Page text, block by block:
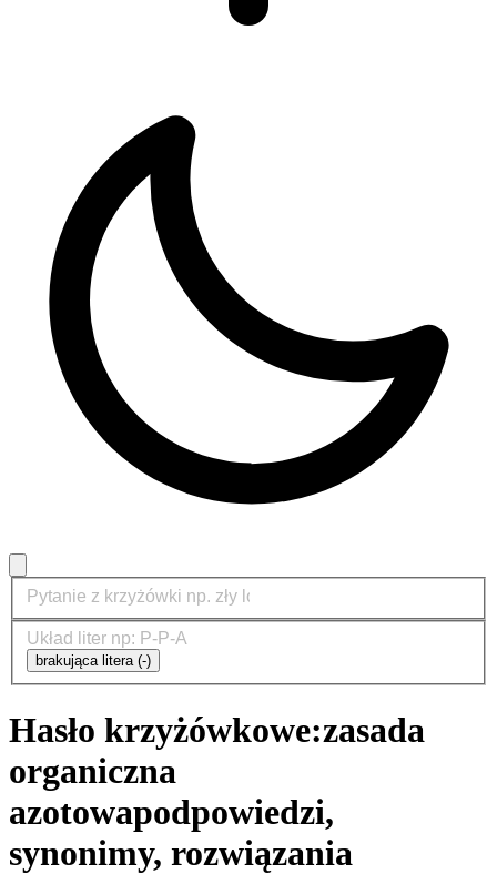
brakująca litera (-)
Hasło krzyżówkowe:zasada
organiczna
azotowapodpowiedzi,
synonimy, rozwiązania